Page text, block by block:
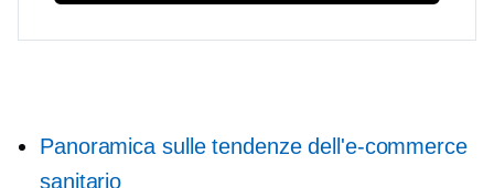
Panoramica sulle tendenze dell'e-commerce
sanitario